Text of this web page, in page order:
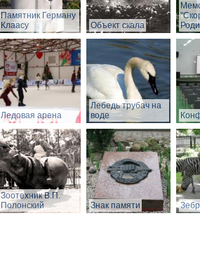
Памятник Герману
Клаасу
Объект скала
Ледовая арена
Лебедь трубач на
воде
Зоотехник В.П.
Полонский
Знак памяти